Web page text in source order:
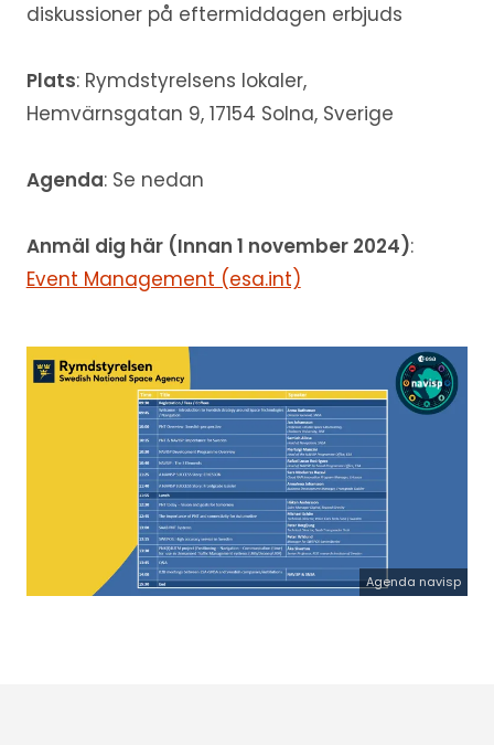
diskussioner på eftermiddagen erbjuds
Plats: Rymdstyrelsens lokaler,
Hemvärnsgatan 9, 17154 Solna, Sverige
Agenda: Se nedan
Anmäl dig här (Innan 1 november 2024):
Event Management (esa.int)
Agenda navisp